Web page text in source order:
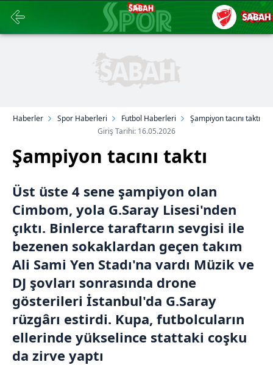
Haberler Spor Haberleri Futbol Haberleri
Şampiyon tacını taktı
Giriş Tarihi: 16.05.2026
Şampiyon tacını taktı
Üst üste 4 sene şampiyon olan
Cimbom, yola G.Saray Lisesi'nden
çıktı. Binlerce taraftarın sevgisi ile
bezenen sokaklardan geçen takım
Ali Sami Yen Stadı'na vardı Müzik ve
DJ şovları sonrasında drone
gösterileri İstanbul'da G.Saray
rüzgârı estirdi. Kupa, futbolcuların
ellerinde yükselince stattaki coşku
da zirve yaptı